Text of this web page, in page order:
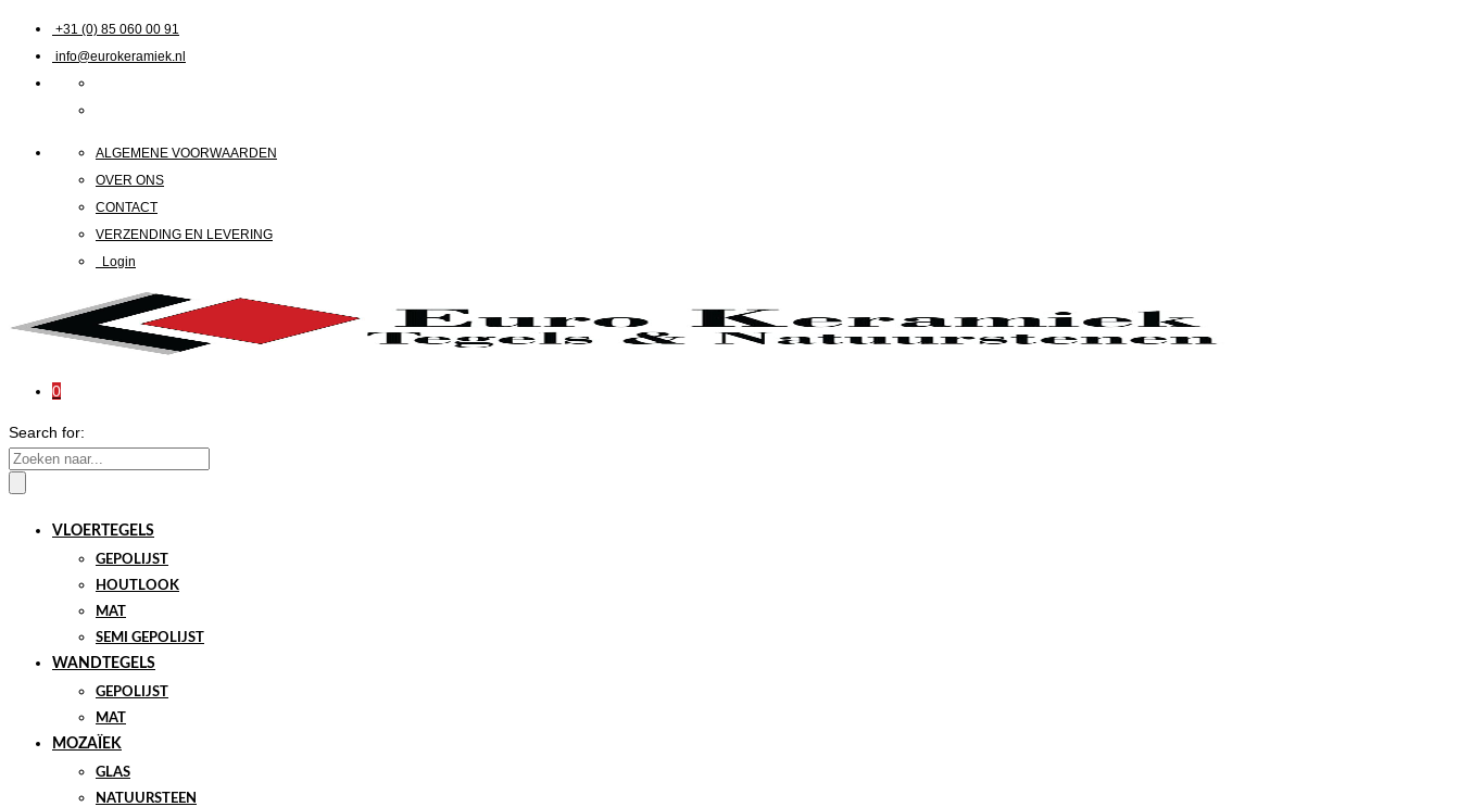
+31 (0) 85 060 00 91
info@eurokeramiek.nl
ALGEMENE VOORWAARDEN
OVER ONS
CONTACT
VERZENDING EN LEVERING
Login
0
Search for:
VLOERTEGELS
GEPOLIJST
HOUTLOOK
MAT
SEMI GEPOLIJST
WANDTEGELS
GEPOLIJST
MAT
MOZAÏEK
GLAS
NATUURSTEEN